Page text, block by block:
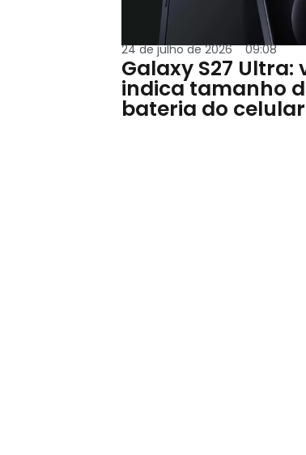
24 de julho de 2026 09:08
Galaxy S27
indica tamanho
bateria do celular